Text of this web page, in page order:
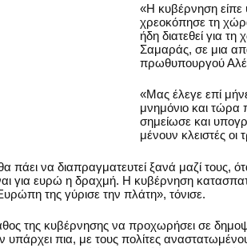
«Η κυβέρνηση είπε
χρεοκόπησε τη
ήδη διατεθεί για
Σαμαράς, σε μια
πρωθυπουργού
«Μας έλεγε επί
μνημόνιο και τώρα
σημείωσε και
μένουν κλειστές οι
πάει να διαπραγματευτεί ξανά μαζί τους,
για ευρώ η δραχμή. Η κυβέρνηση
της γύρισε την πλάτη», τόνισε.
της κυβέρνησης να προχωρήσει σε
πια, με τους πολίτες